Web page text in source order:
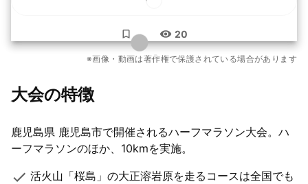
... 20
もっと見る
4枚
※画像・動画は著作権で保護されている場合があります
大会の特徴
鹿児島県 鹿児島市で開催されるハーフマラソン大会。ハ
ーフマラソンのほか、10kmを実施。
活火山「桜島」の大正溶岩原を走るコースは全国でも